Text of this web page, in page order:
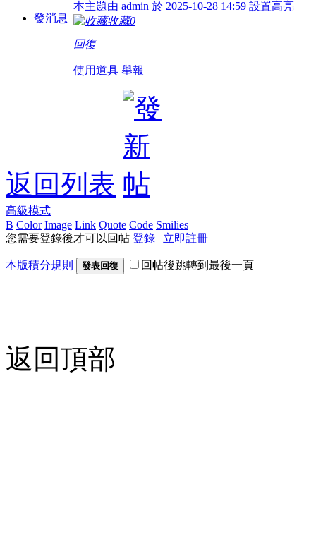
發消息
本主題由 admin 於 2025-10-28 14:59 設置高亮
收藏0
回復
使用道具 舉報
返回列表
高級模式
B Color Image Link Quote Code Smilies
您需要登錄後才可以回帖 登錄 | 立即註冊
本版積分規則 發表回復 回帖後跳轉到最後一頁
返回頂部